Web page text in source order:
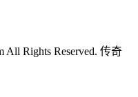
All Rights Reserved. 传奇